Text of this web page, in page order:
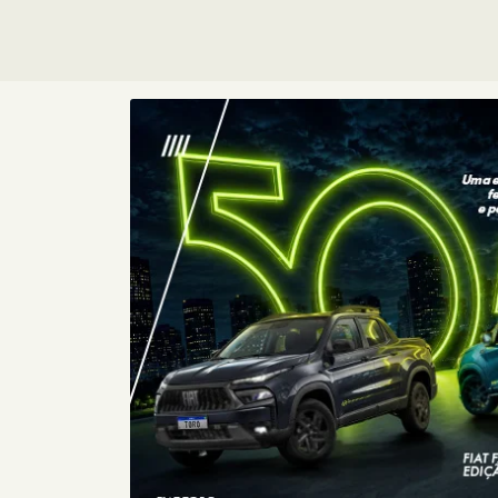
Consórcio
Fiat
Com o Consórcio Fiat, você pode
conquistar seu carro zero com
planos sem entrada e parcelas
sem juros, além de toda a
confiança que a Fiat oferece.
+